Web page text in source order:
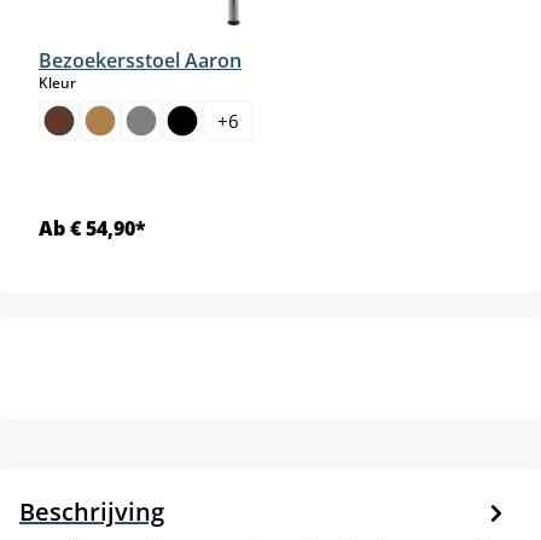
Bezoekersstoel Aaron
Kleurselect
+6
Ab € 54,90*
Beschrijving